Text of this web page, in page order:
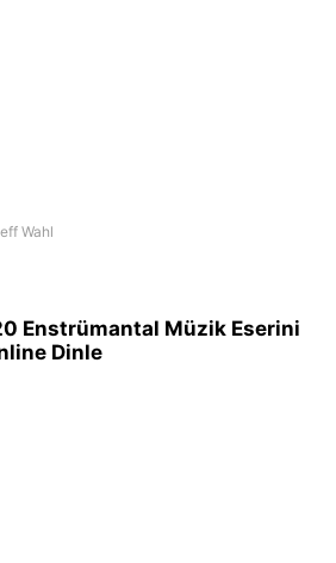
Wahl
Enstrümantal Müzik Eserini
Dinle